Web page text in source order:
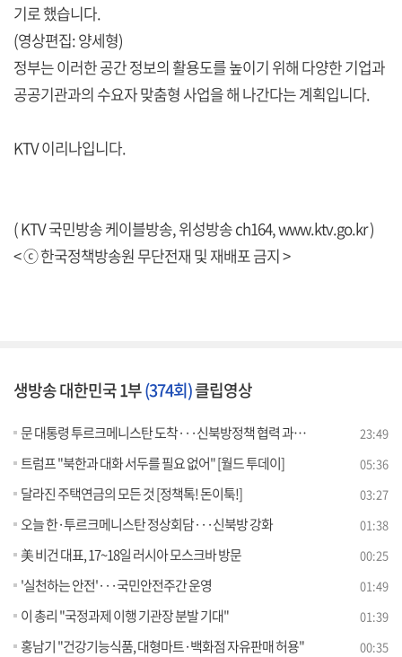
기로 했습니다.
(영상편집: 양세형)
정부는 이러한 공간 정보의 활용도를 높이기 위해 다양한 기업과
공공기관과의 수요자 맞춤형 사업을 해 나간다는 계획입니다.
KTV 이리나입니다.
( KTV 국민방송 케이블방송, 위성방송 ch164,www.ktv.go.kr)
< ⓒ 한국정책방송원 무단전재 및 재배포 금지 >
생방송 대한민국 1부(374회)클립영상
문 대통령 투르크메니스탄 도착···신북방정책 협력 과제는? 23:49
트럼프 "북한과 대화 서두를 필요 없어" [월드 투데이] 05:36
달라진 주택연금의 모든 것 [정책톡! 돈이툭!] 03:27
오늘 한·투르크메니스탄 정상회담···신북방 강화 01:38
美 비건 대표, 17~18일 러시아 모스크바 방문 00:25
'실천하는 안전'···국민안전주간 운영 01:49
이 총리 "국정과제 이행 기관장 분발 기대" 01:39
홍남기 "건강기능식품, 대형마트·백화점 자유판매 허용" 00:35